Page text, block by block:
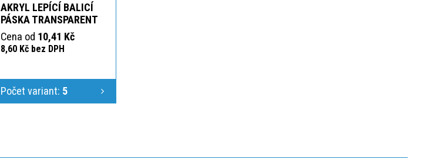
AKRYL LEPÍCÍ BALICÍ
PÁSKA TRANSPARENT
Cena od 10,41 Kč
8,60 Kč bez DPH
Počet variant: 5